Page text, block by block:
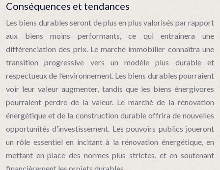
Conséquences et tendances
Les biens durables seront de plus en plus valorisés par rapport
aux biens moins performants, ce qui entraînera une
différenciation des prix. Le marché immobilier connaîtra une
transition progressive vers un modèle plus durable et
respectueux de l’environnement. Les biens durables pourraient
voir leur valeur augmenter, tandis que les biens énergivores
pourraient perdre de la valeur. Le marché de la rénovation
énergétique et de la construction durable offrira de nouvelles
opportunités d’investissement. Les pouvoirs publics joueront
un rôle essentiel en incitant à la rénovation énergétique, en
mettant en place des normes plus strictes, et en soutenant